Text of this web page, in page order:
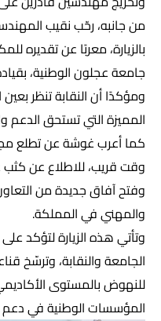
من جانبه، رحّب نقيب
بالزيارة، معربًا عن تقديره
جامعة عجلون الوطنية،
ومؤكدًا أن النقابة تنظر
المميزة التي تستحق الدعم
كما أعرب غوشة عن تطلع
وقت قريب، للاطلاع عن كثب
وفتح آفاق جديدة من
والمهني في المملكة.
وتأتي هذه الزيارة لتؤكد
الجامعة والنقابة، وترسّخ
للنهوض بالمستوى
المؤسسات الوطنية في دعم